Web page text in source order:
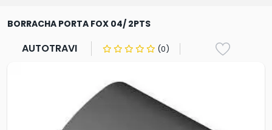
BORRACHA PORTA FOX 04/ 2PTS
AUTOTRAVI (0)